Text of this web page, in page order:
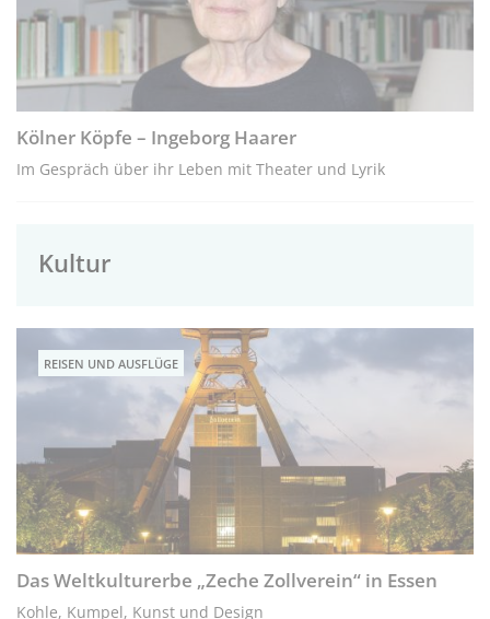
Kölner Köpfe – Ingeborg Haarer
Im Gespräch über ihr Leben mit Theater und Lyrik
Kultur
REISEN UND AUSFLÜGE
Das Weltkulturerbe „Zeche Zollverein“ in Essen
Kohle, Kumpel, Kunst und Design